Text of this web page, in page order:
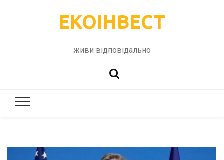
ЕКОІНВЕСТ
живи відповідально